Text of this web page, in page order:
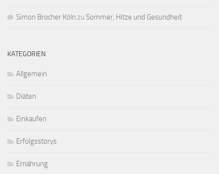
Simon Brocher Köln zu Sommer, Hitze und Gesundheit
KATEGORIEN
Allgemein
Diäten
Einkaufen
Erfolgsstorys
Ernährung